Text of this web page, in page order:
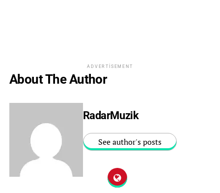
ADVERTISEMENT
About The Author
RadarMuzik
See author's posts